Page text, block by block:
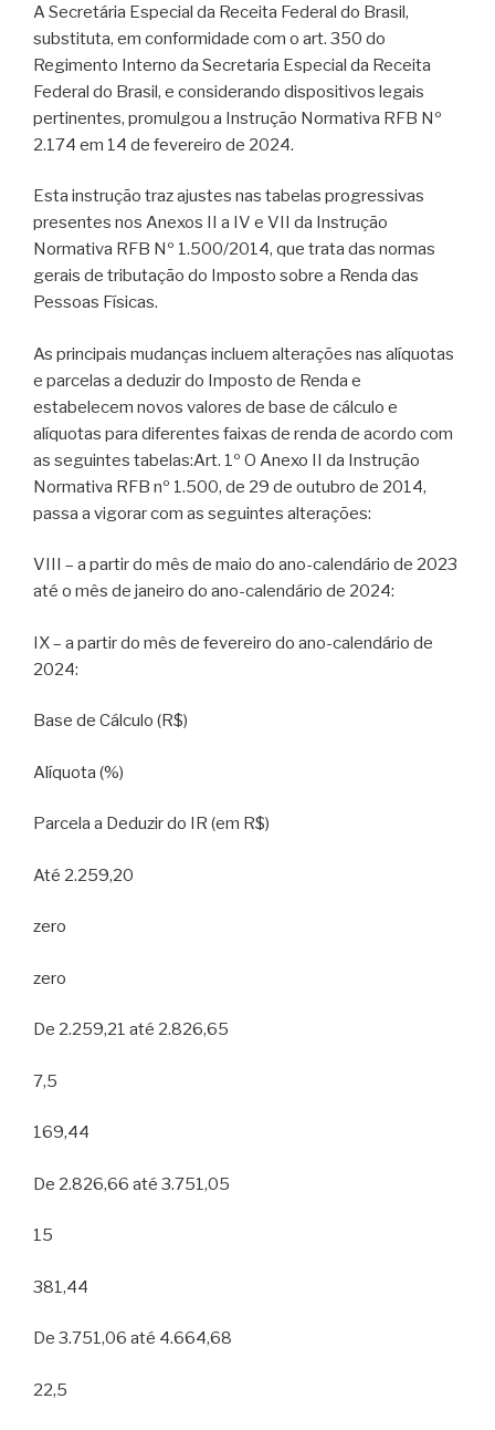
A Secretária Especial da Receita Federal do Brasil,
substituta, em conformidade com o art. 350 do
Regimento Interno da Secretaria Especial da Receita
Federal do Brasil, e considerando dispositivos legais
pertinentes, promulgou a Instrução Normativa RFB Nº
2.174 em 14 de fevereiro de 2024.
Esta instrução traz ajustes nas tabelas progressivas
presentes nos Anexos II a IV e VII da Instrução
Normativa RFB Nº 1.500/2014, que trata das normas
gerais de tributação do Imposto sobre a Renda das
Pessoas Físicas.
As principais mudanças incluem alterações nas alíquotas
e parcelas a deduzir do Imposto de Renda e
estabelecem novos valores de base de cálculo e
alíquotas para diferentes faixas de renda de acordo com
as seguintes tabelas:Art. 1º O Anexo II da Instrução
Normativa RFB nº 1.500, de 29 de outubro de 2014,
passa a vigorar com as seguintes alterações:
VIII – a partir do mês de maio do ano-calendário de 2023
até o mês de janeiro do ano-calendário de 2024:
IX – a partir do mês de fevereiro do ano-calendário de
2024:
Base de Cálculo (R$)
Alíquota (%)
Parcela a Deduzir do IR (em R$)
Até 2.259,20
zero
zero
De 2.259,21 até 2.826,65
7,5
169,44
De 2.826,66 até 3.751,05
15
381,44
De 3.751,06 até 4.664,68
22,5